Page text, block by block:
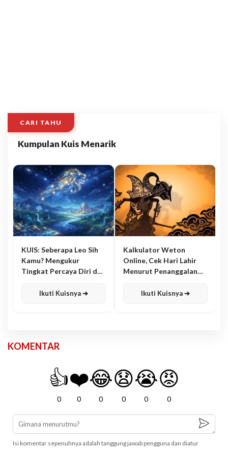
CARI TAHU
Kumpulan Kuis Menarik
KUIS: Seberapa Leo Sih
Kamu? Mengukur
Tingkat Percaya Diri dan
Ikuti Kuisnya ➔
Kalkulator Weton
Online, Cek Hari Lahir
Menurut Penanggalan
Ikuti Kuisnya ➔
KOMENTAR
👍
0
❤️
0
😂
0
😧
0
😭
0
😡
0
Isi komentar sepenuhnya adalah tanggung jawab pengguna dan diatur